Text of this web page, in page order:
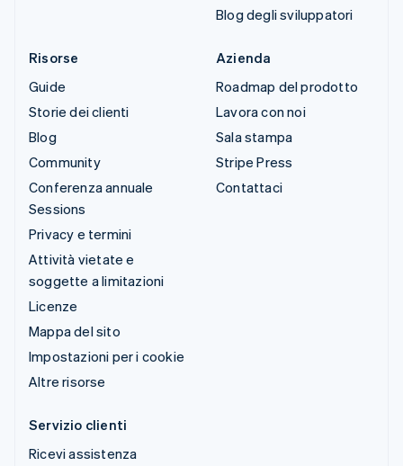
Blog degli sviluppatori
Risorse
Guide
Storie dei clienti
Blog
Community
Conferenza annuale
Sessions
Privacy e termini
Attività vietate e
soggette a limitazioni
Licenze
Mappa del sito
Impostazioni per i cookie
Altre risorse
Azienda
Roadmap del prodotto
Lavora con noi
Sala stampa
Stripe Press
Contattaci
Servizio clienti
Ricevi assistenza